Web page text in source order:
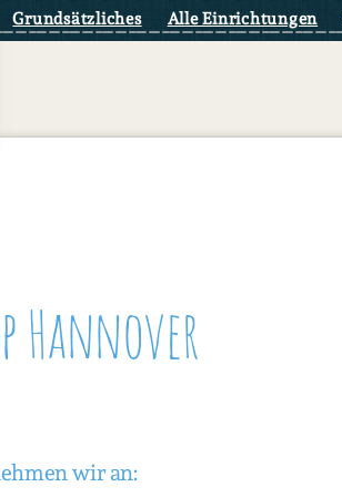
Grundsätzliches Alle Einrichtungen
Hannover
wir an: